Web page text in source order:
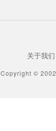
关于我们
Copyright ©